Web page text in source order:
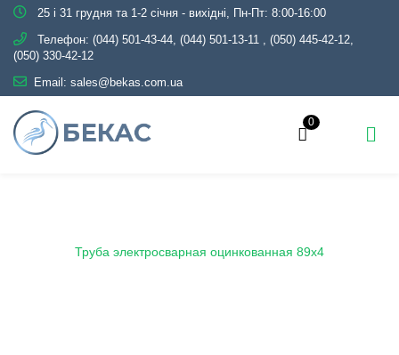
25 і 31 грудня та 1-2 січня - вихідні, Пн-Пт: 8:00-16:00
Телефон: (044) 501-43-44, (044) 501-13-11 , (050) 445-42-12,
(050) 330-42-12
Email: sales@bekas.com.ua
0
Труба электросварная оцинкованная 89х4